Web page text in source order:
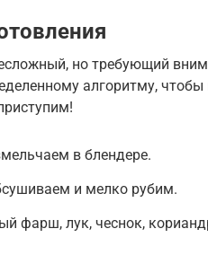
но требующий
алгоритму, чтобы
в блендере.
и мелко рубим.
фарш, лук, чеснок,